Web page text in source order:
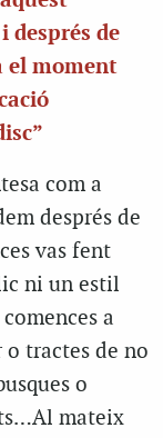
després de
el moment
com a
després de
vas fent
ni un estil
a
o tractes de no
o
mateix